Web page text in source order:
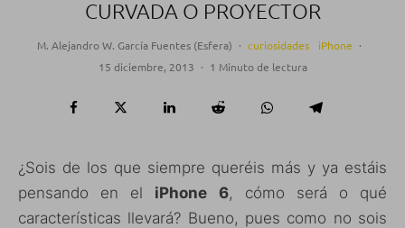
CURVADA O PROYECTOR
M. Alejandro W. García Fuentes (Esfera) · curiosidades iPhone ·
15 diciembre, 2013 · 1 Minuto de lectura
¿Sois de los que siempre queréis más y ya estáis
pensando en el iPhone 6, cómo será o qué
características llevará? Bueno, pues como no sois